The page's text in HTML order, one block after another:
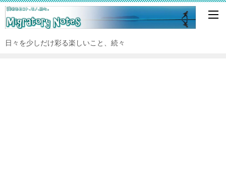
日々を少しだけ彩る楽しいこと、続々